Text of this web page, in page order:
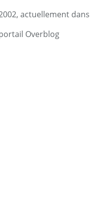
actuellement dans
Overblog